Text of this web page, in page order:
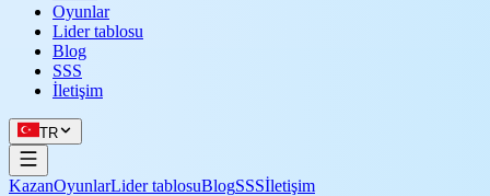
Oyunlar
Lider tablosu
Blog
SSS
İletişim
TR
KazanOyunlarLider tablosuBlogSSSİletişim